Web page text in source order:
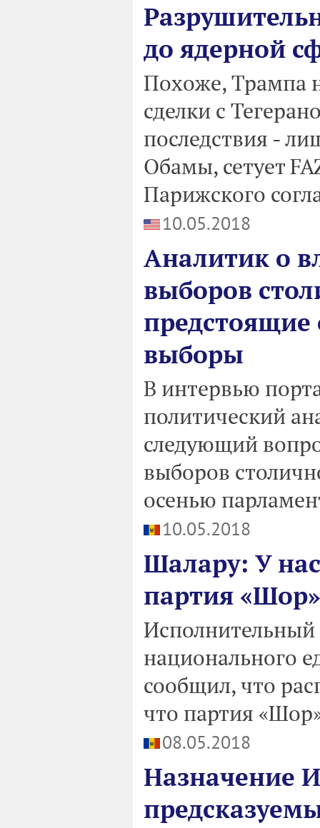
до ядерной
Похоже, Трампа
сделки с
последствия -
Обамы, сетует
Парижского
10.05.2018
Аналитик о
выборов
предстоящие
выборы
В интервью
политический
следующий
выборов
осенью
10.05.2018
Шалару: У нас
партия
Исполнительный
национального
сообщил, что
что партия
08.05.2018
Назначение